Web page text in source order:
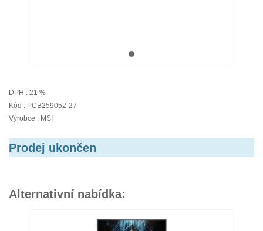
DPH : 21 %
Kód : PCB259052-27
Výrobce : MSI
Prodej ukončen
Alternativní nabídka: